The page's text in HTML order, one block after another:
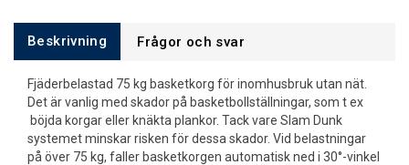
Beskrivning Frågor och svar
Fjäderbelastad 75 kg basketkorg för inomhusbruk utan nät.
Det är vanlig med skador på basketbollställningar, som t ex
böjda korgar eller knäkta plankor. Tack vare Slam Dunk
systemet minskar risken för dessa skador. Vid belastningar
på över 75 kg, faller basketkorgen automatisk ned i 30°-vinkel